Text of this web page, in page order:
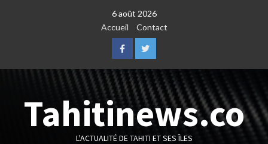
6 août 2026
Accueil
Contact
FacebookTwitter
Tahitinews.co
L'ACTUALITÉ DE TAHITI ET SES ÎLES